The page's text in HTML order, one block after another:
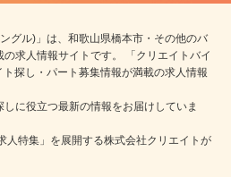
グル)」は、和歌山県橋本市・その他のバ
求人情報サイトです。 「クリエイトバイ
探し・パート募集情報が満載の求人情報
に役立つ最新の情報をお届けしていま
人特集」を展開する株式会社クリエイトが